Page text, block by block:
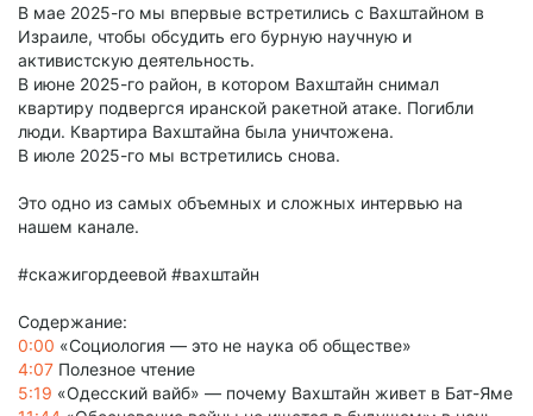
В мае 2025-го мы впервые встретились с Вахштайном в
Израиле, чтобы обсудить его бурную научную и
активистскую деятельность.
В июне 2025-го район, в котором Вахштайн снимал
квартиру подвергся иранской ракетной атаке. Погибли
люди. Квартира Вахштайна была уничтожена.
В июле 2025-го мы встретились снова.
Это одно из самых объемных и сложных интервью на
нашем канале.
#скажигордеевой #вахштайн
Содержание:
0:00 «Социология — это не наука об обществе»
4:07 Полезное чтение
5:19 «Одесский вайб» — почему Вахштайн живет в Бат-Яме